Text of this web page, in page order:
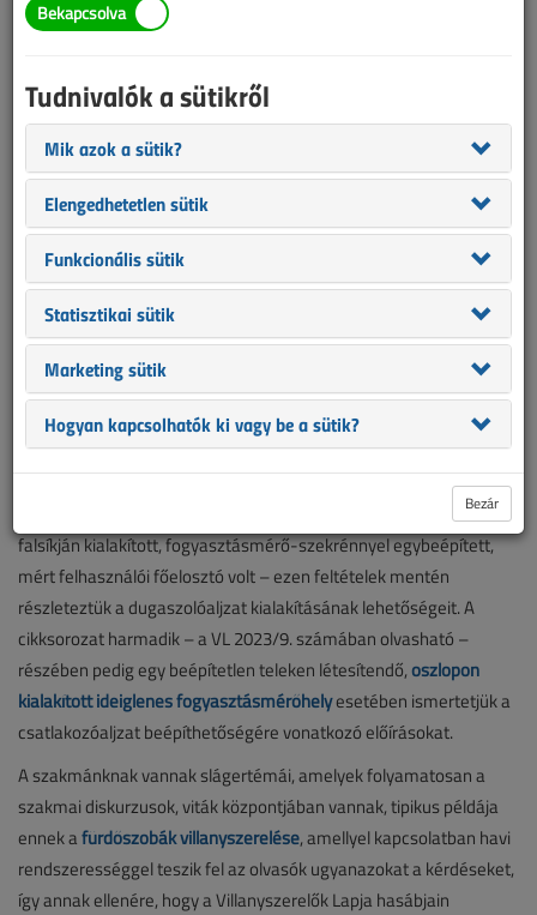
dugaszolóaljzat mérőszekrénybe való utólagos beépíthetősége
körben, ha nem lenne számos buktatója a megvalósíthatóságnak.
Azelső részbenegy családi ház földre telepített fogyasztásmérő-
szekrényén keresztül vizsgáltuk a megbízói elvárás teljesítésének
példaesete egy családi ház külső
falsíkján kialakított, fogyasztásmérő-szekrénnyel egybeépített,
mért felhasználói főelosztó volt – ezen feltételek mentén
részleteztük a dugaszolóaljzat kialakításának lehetőségeit. A
cikksorozat harmadik – a VL 2023/9. számában olvasható –
részében pedig egy beépítetlen teleken létesítendő,oszlopon
kialakított ideiglenes fogyasztásmérőhelyesetében ismertetjük a
csatlakozóaljzat beépíthetőségére vonatkozó előírásokat.
A szakmánknak vannak slágertémái, amelyek folyamatosan a
szakmai diskurzusok, viták központjában vannak, tipikus példája
ennek afürdőszobák villanyszerelése, amellyel kapcsolatban havi
rendszerességgel teszik fel az olvasók ugyanazokat a kérdéseket,
így annak ellenére, hogy a Villanyszerelők Lapja hasábjain
Tudnivalók a sütikről
Mik azok a sütik?
Elengedhetetlen sütik
Funkcionális sütik
Statisztikai sütik
Marketing sütik
Hogyan kapcsolhatók ki vagy be a sütik?
Bezár